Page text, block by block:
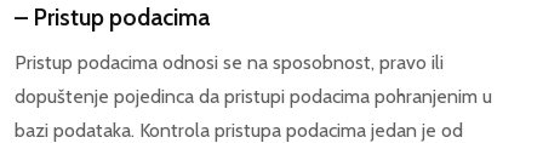
– Pristup podacima
Pristup podacima odnosi se na sposobnost, pravo ili
dopuštenje pojedinca da pristupi podacima pohranjenim u
bazi podataka. Kontrola pristupa podacima jedan je od